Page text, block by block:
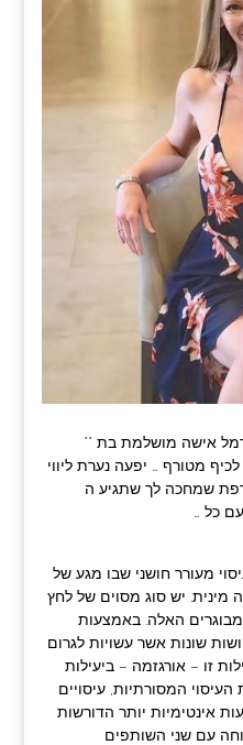
אישה מושלמת בת **
מטורף … יפעה נערת ליווי
שמחכה לך שתגיע ה
כל …
מעורר חושני שבו מגע של
מינית. יש סוג מסוים של לחץ
האלה. באמצעות
שונות אשר עשויות לגרום
זו – אורגזמה – ביעילות
המסורתיות, עיסויים
אינטימיות יותר הדורשות
עם שני השותפים